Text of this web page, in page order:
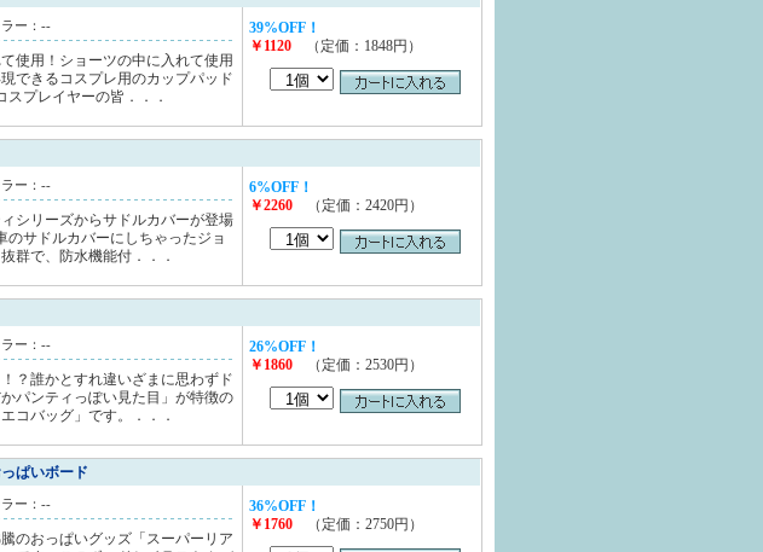
ラー：--
使用！ショーツの中に入れて使用
できるコスプレ用のカップパッド
プレイヤーの皆．．．
39%OFF！
￥1120 （定価：1848円）
ラー：--
シリーズからサドルカバーが登場
のサドルカバーにしちゃったジョ
群で、防水機能付．．．
6%OFF！
￥2260 （定価：2420円）
ラー：--
？誰かとすれ違いざまに思わずド
パンティっぽい見た目」が特徴の
コバッグ」です。．．．
26%OFF！
￥1860 （定価：2530円）
ぱいボード
ラー：--
のおっぱいグッズ「スーパーリア
36%OFF！
￥1760 （定価：2750円）